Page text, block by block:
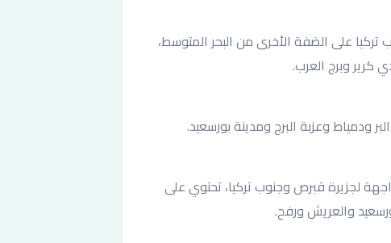
على الضفة الأخرى من البحر المتوسط،
كرير وبرج العرب.
ودمياط وعزبة البرج ومدينة بورسعيد.
لجزيرة قبرص وجنوب تركيا، تحتوي على
والعريش ورفح.